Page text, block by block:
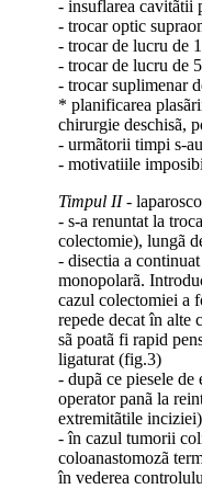
- insuflarea cavitãtii
- trocar optic
- trocar de lucru de
- trocar de lucru de
- trocar suplimenar
* planificarea
chirurgie deschisã,
- urmãtorii timpi s-
- motivatiile
Timpul II-
- s-a renuntat la
colectomie), lungã
- disectia a
monopolarã.
cazul colectomiei a
repede decat în alte
sã poatã fi rapid
ligaturat (fig.3)
- dupã ce piesele
operator panã la
extremitãtile
- în cazul tumorii
coloanastomozã
în vederea